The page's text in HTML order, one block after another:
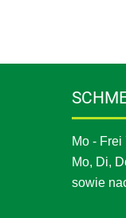
Mo -
Mo, Di,
sowie